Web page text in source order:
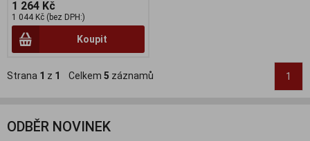
1 264 Kč
1 044 Kč (bez DPH:)
Koupit
Strana 1 z 1 Celkem 5 záznamů 1
ODBĚR NOVINEK